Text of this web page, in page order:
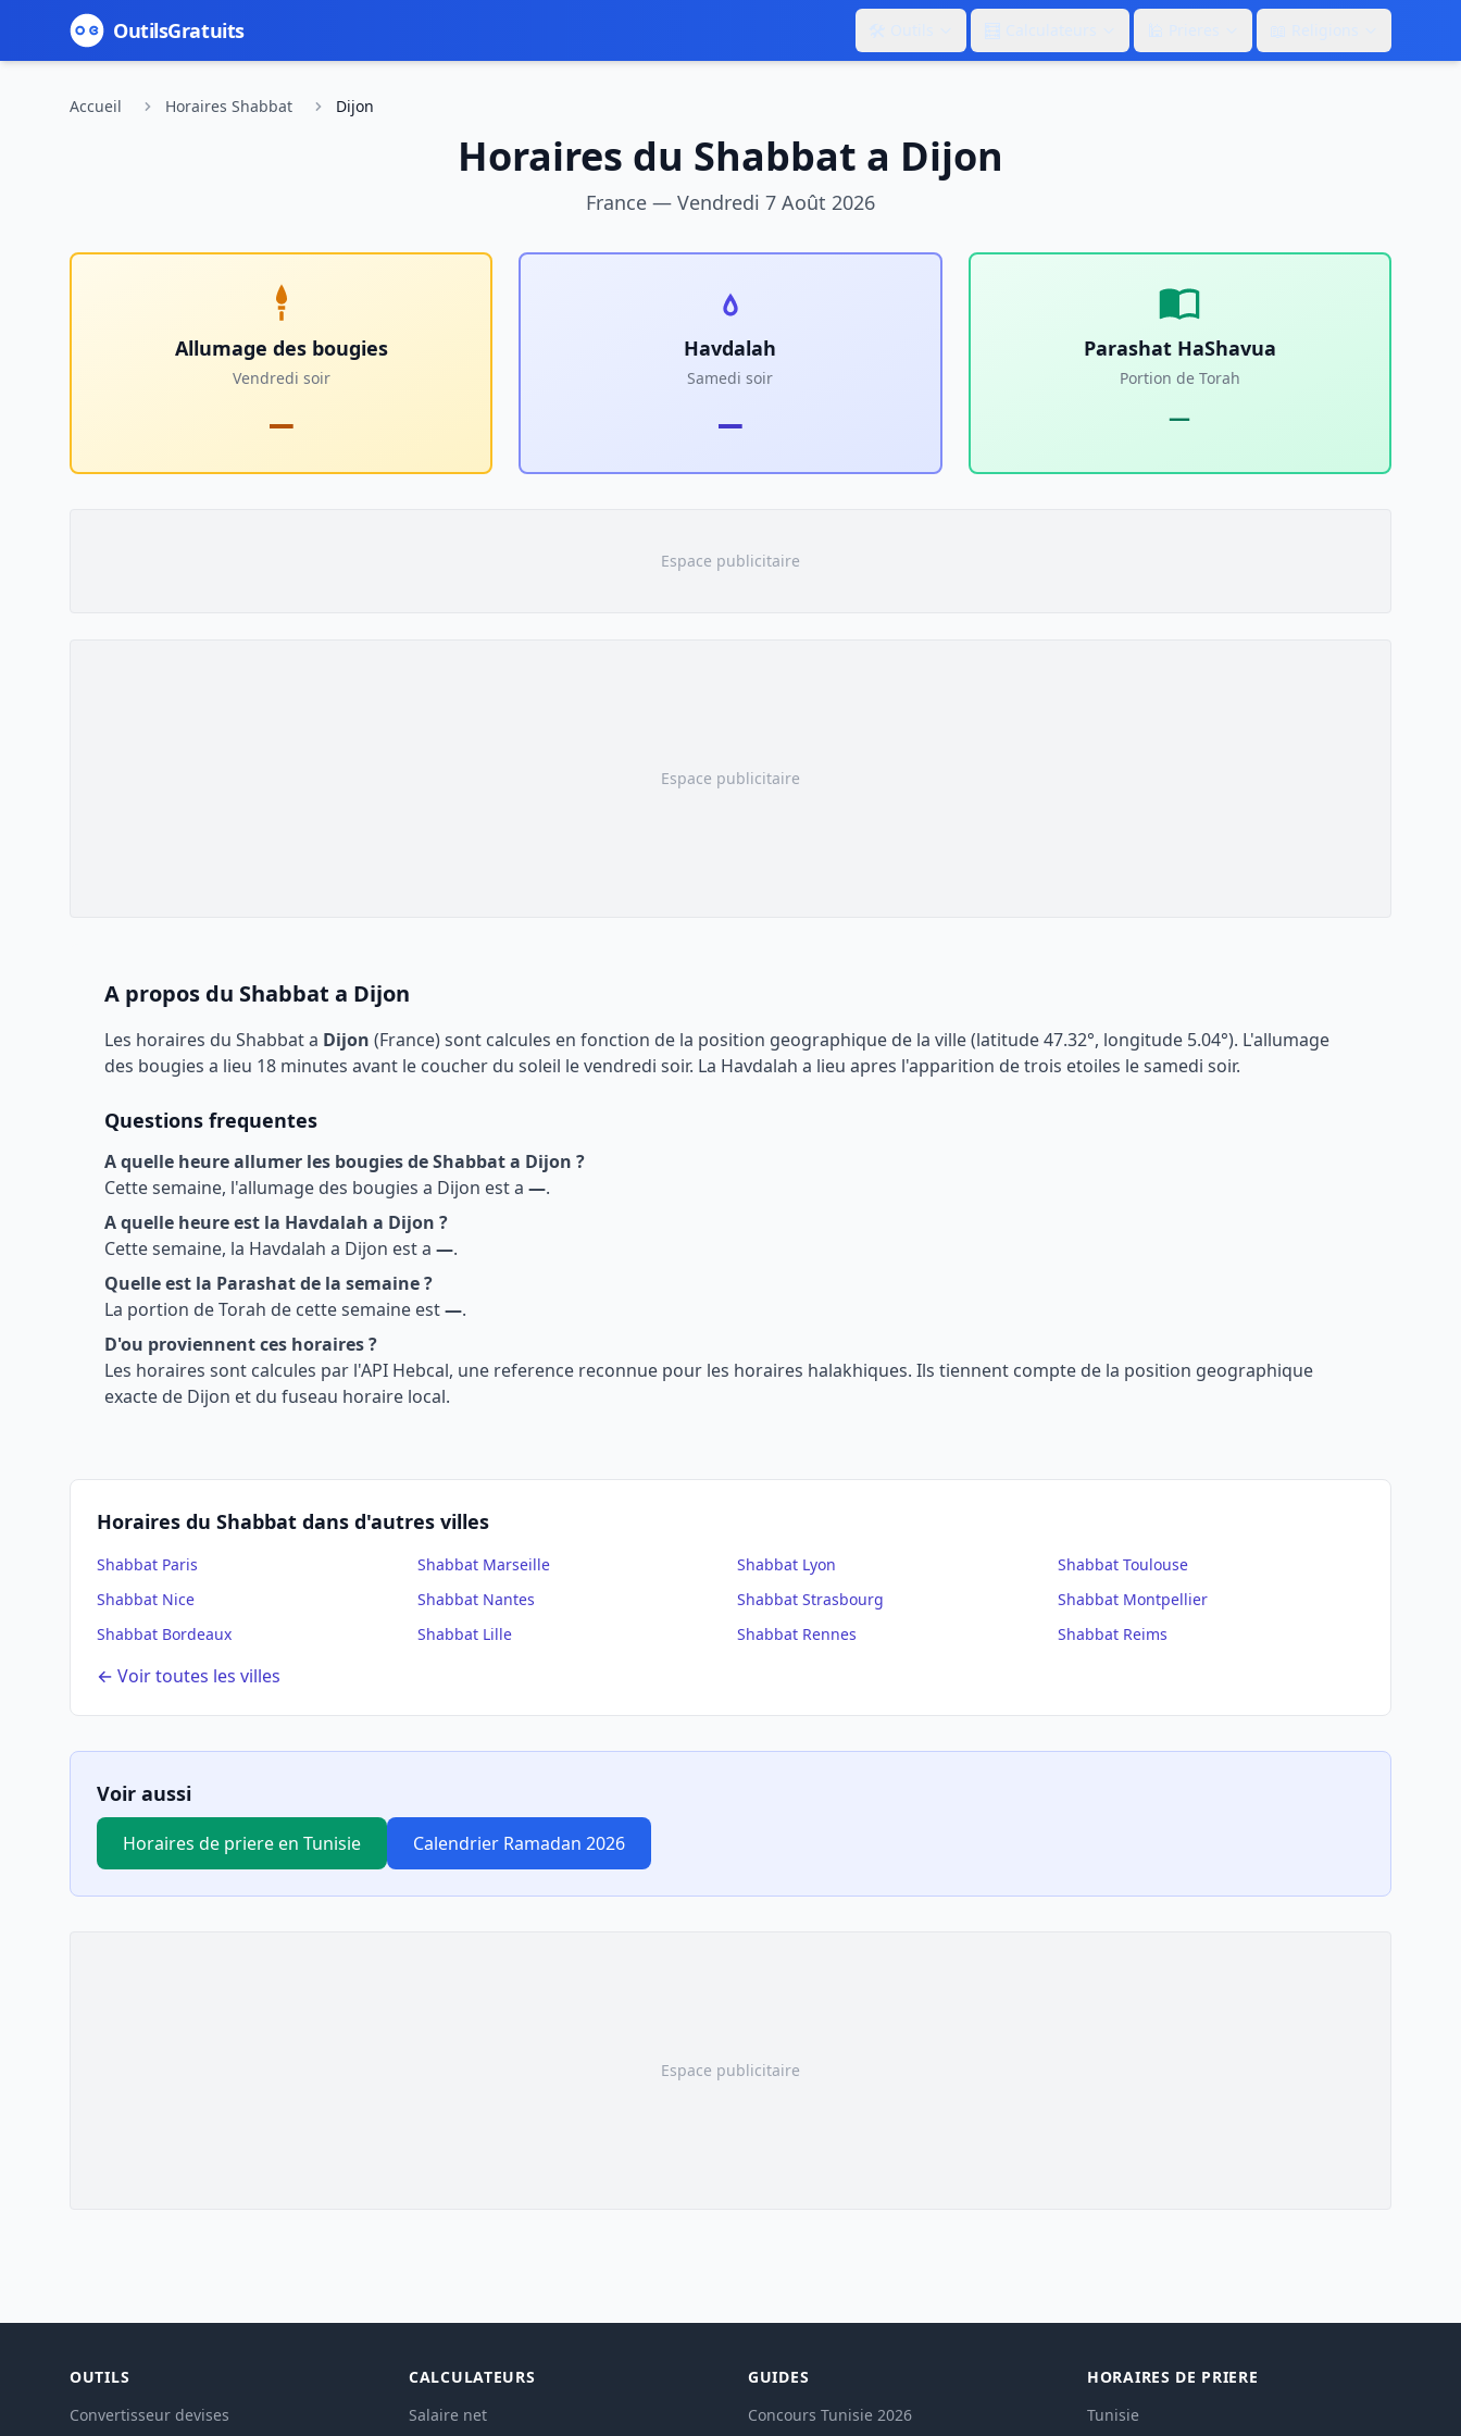
OutilsGratuits
Accueil Horaires Shabbat Dijon
Horaires du Shabbat a Dijon
France — Vendredi 7 Août 2026
Allumage des bougies
Vendredi soir
—
Havdalah
Samedi soir
—
Parashat HaShavua
Portion de Torah
—
Espace publicitaire
Espace publicitaire
A propos du Shabbat a Dijon
Les horaires du Shabbat a Dijon (France) sont calcules en fonction de la position geographique de la ville (latitude47.32°, longitude 5.04°). L'allumage
des bougies a lieu 18 minutes avant le coucher du soleil le vendredi soir. La Havdalah a lieu apres l'apparition de trois etoiles le samedi soir.
Questions frequentes
A quelle heure allumer les bougies de Shabbat a Dijon ?
Cette semaine, l'allumage des bougies a Dijon est a —.
A quelle heure est la Havdalah a Dijon ?
Cette semaine, la Havdalah a Dijon est a —.
Quelle est la Parashat de la semaine ?
La portion de Torah de cette semaine est—.
D'ou proviennent ces horaires ?
Les horaires sont calcules par l'API Hebcal, une reference reconnue pour les horaires halakhiques. Ils tiennent compte de la position geographique
exacte de Dijon et du fuseau horaire local.
Horaires du Shabbat dans d'autres villes
Shabbat Paris Shabbat Marseille Shabbat Lyon Shabbat Toulouse
Shabbat Nice Shabbat Nantes Shabbat Strasbourg Shabbat Montpellier
Shabbat Bordeaux Shabbat Lille Shabbat Rennes Shabbat Reims
← Voir toutes les villes
Voir aussi
Horaires de priere en Tunisie Calendrier Ramadan 2026
Espace publicitaire
OUTILS
Convertisseur devises
CALCULATEURS
Salaire net
GUIDES
Concours Tunisie 2026
HORAIRES DE PRIERE
Tunisie